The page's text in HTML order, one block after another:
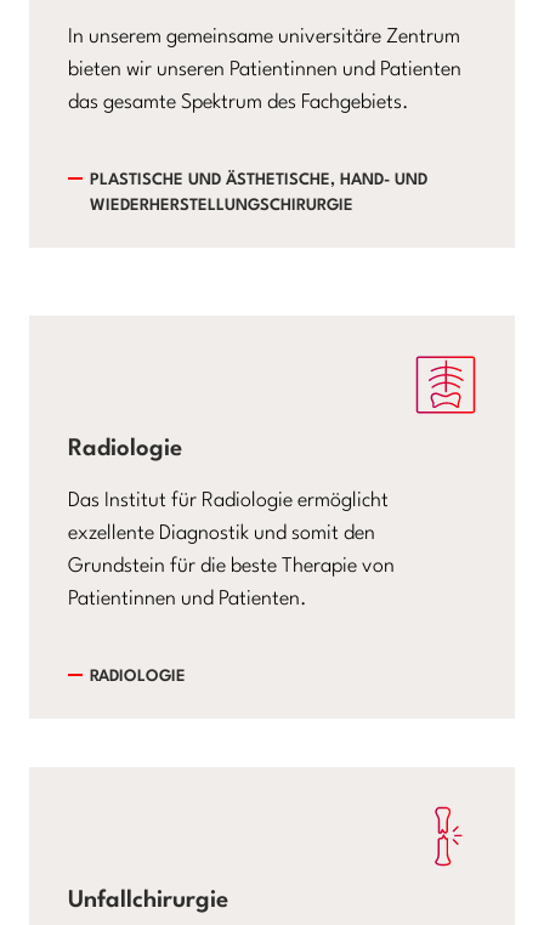
In unserem gemeinsame universitäre Zentrum
bieten wir unseren Patientinnen und Patienten
das gesamte Spektrum des Fachgebiets.
PLASTISCHE UND ÄSTHETISCHE, HAND- UND
WIEDERHERSTELLUNGSCHIRURGIE
Radiologie
Das Institut für Radiologie ermöglicht
exzellente Diagnostik und somit den
Grundstein für die beste Therapie von
Patientinnen und Patienten.
RADIOLOGIE
Unfallchirurgie